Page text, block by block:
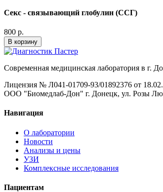
Секс - связывающий глобулин (ССГ)
800 р.
В корзину
Современная медицинская лаборатория в г.
Лицензия № Л041-01709-93/01892376 от
ООО "Биомедлаб-Дон" г. Донецк, ул. Розы
Навигация
О лаборатории
Новости
Анализы и цены
УЗИ
Комплексные исследования
Пациентам